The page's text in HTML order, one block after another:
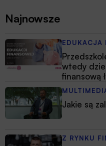
Najnowsze
EDUKACJA
wtedy
finansową
Jakie są
Z RYNKU